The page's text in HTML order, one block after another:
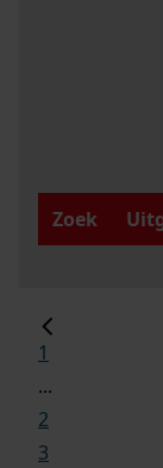
Zoek
1
...
2
3